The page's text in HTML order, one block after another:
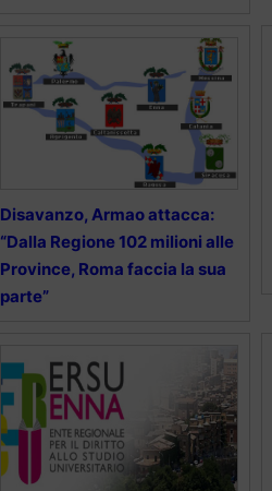
Disavanzo, Armao attacca:
“Dalla Regione 102 milioni alle
Province, Roma faccia la sua
parte”